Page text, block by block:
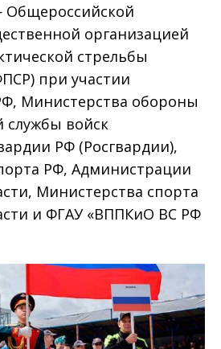
организацией
стрельбы
при участии
Министерства обороны
службы войск
РФ (Росгвардии),
РФ, Администрации
Министерства спорта
и ФГАУ «ВППКиО ВС РФ